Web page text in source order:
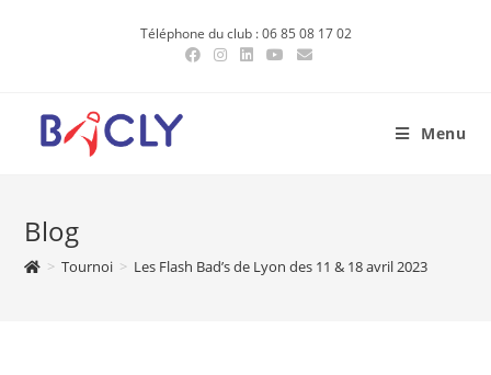
Téléphone du club : 06 85 08 17 02
Menu
Blog
> Tournoi > Les Flash Bad’s de Lyon des 11 & 18 avril 2023